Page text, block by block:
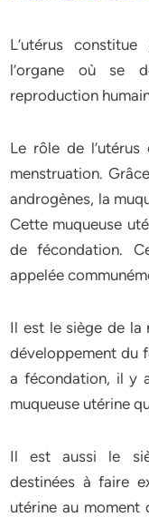
L’utérus
l’organe où se
reproduction
Le rôle de
menstruation.
androgènes, la
Cette muqueuse
de fécondation.
appelée
Il est le siège de la
développement du
a fécondation, il y
muqueuse utérine
Il est aussi le
destinées à faire
utérine au moment